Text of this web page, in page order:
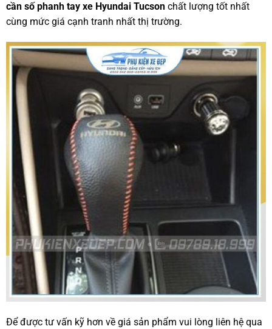
cần số phanh tay xe Hyundai Tucson chất lượng tốt nhất
cùng mức giá cạnh tranh nhất thị trường.
Để được tư vấn kỹ hơn về giá sản phẩm vui lòng liên hệ qua